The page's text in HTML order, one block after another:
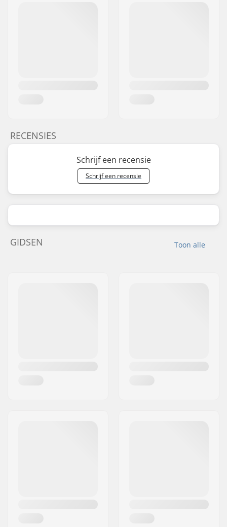
RECENSIES
Schrijf een recensie
Schrijf een recensie
Toon alle
GIDSEN